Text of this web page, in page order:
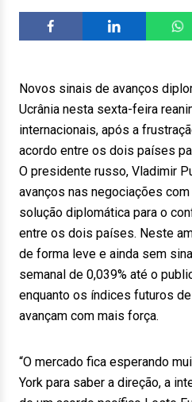
Novos sinais de avanços
Ucrânia nesta sexta-feira
internacionais, após a
acordo entre os dois países
O presidente russo, Vladimir
avanços nas negociações com
solução diplomática para o
entre os dois países. Neste
de forma leve e ainda sem
semanal de 0,039% até o
enquanto os índices futuros
avançam com mais força.
“O mercado fica esperando
York para saber a direção, a